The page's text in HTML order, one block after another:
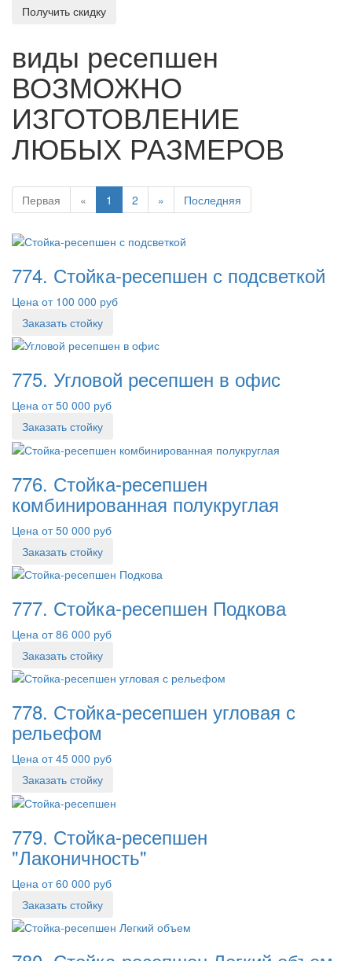
Получить скидку
виды ресепшен
ВОЗМОЖНО
ИЗГОТОВЛЕНИЕ
ЛЮБЫХ РАЗМЕРОВ
Первая « 1 2 » Последняя
774. Стойка-ресепшен с подсветкой
Цена от 100 000 руб
Заказать стойку
775. Угловой ресепшен в офис
Цена от 50 000 руб
Заказать стойку
776. Стойка-ресепшен
комбинированная полукруглая
Цена от 50 000 руб
Заказать стойку
777. Стойка-ресепшен Подкова
Цена от 86 000 руб
Заказать стойку
778. Стойка-ресепшен угловая с
рельефом
Цена от 45 000 руб
Заказать стойку
779. Стойка-ресепшен
"Лаконичность"
Цена от 60 000 руб
Заказать стойку